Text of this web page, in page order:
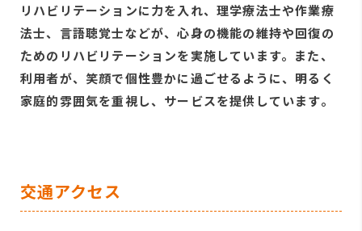
リハビリテーションに力を入れ、理学療法士や作業療
法士、言語聴覚士などが、心身の機能の維持や回復の
ためのリハビリテーションを実施しています。また、
利用者が、笑顔で個性豊かに過ごせるように、明るく
家庭的雰囲気を重視し、サービスを提供しています。
交通アクセス